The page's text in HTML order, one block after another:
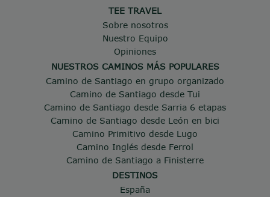
TEE TRAVEL
Sobre nosotros
Nuestro Equipo
Opiniones
NUESTROS CAMINOS MÁS POPULARES
Camino de Santiago en grupo organizado
Camino de Santiago desde Tui
Camino de Santiago desde Sarria 6 etapas
Camino de Santiago desde León en bici
Camino Primitivo desde Lugo
Camino Inglés desde Ferrol
Camino de Santiago a Finisterre
DESTINOS
España